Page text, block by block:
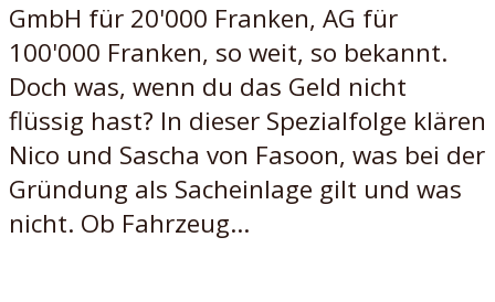
GmbH für 20'000 Franken, AG für
100'000 Franken, so weit, so bekannt.
Doch was, wenn du das Geld nicht
flüssig hast? In dieser Spezialfolge klären
Nico und Sascha von Fasoon, was bei der
Gründung als Sacheinlage gilt und was
nicht. Ob Fahrzeug...